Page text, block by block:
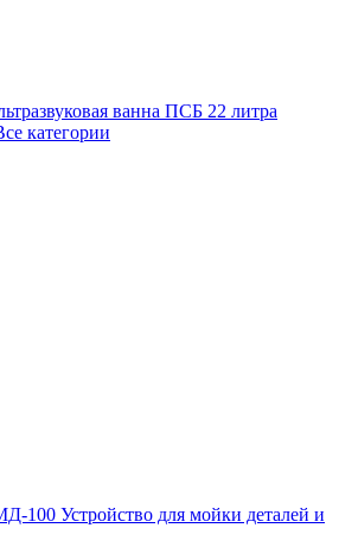
ванна ПСБ 22 литра
категории
100 Устройство для мойки деталей и